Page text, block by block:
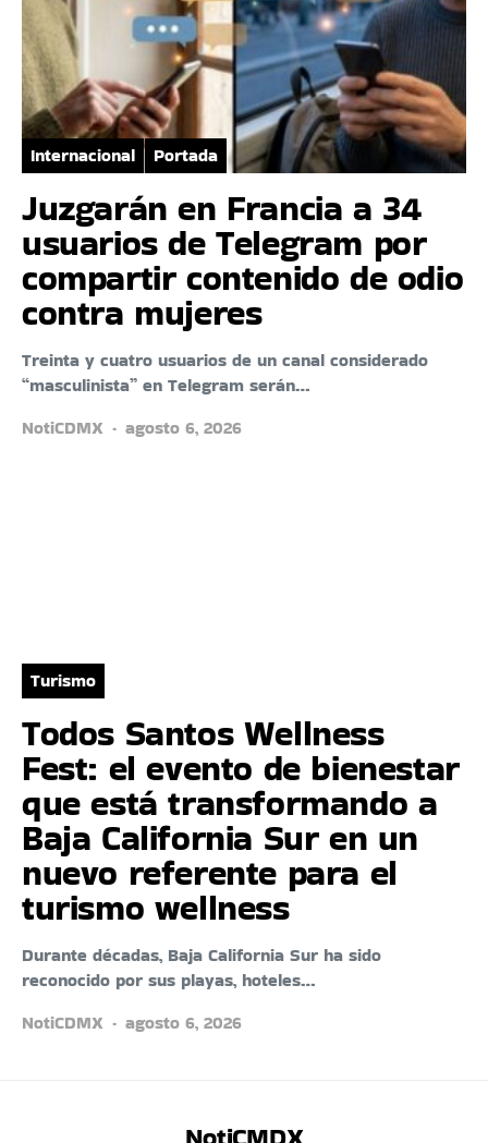
Internacional Portada
Juzgarán en Francia a 34
usuarios de Telegram por
compartir contenido de odio
contra mujeres
Treinta y cuatro usuarios de un canal considerado
“masculinista” en Telegram serán…
NotiCDMX
agosto 6, 2026
Turismo
Todos Santos Wellness
Fest: el evento de bienestar
que está transformando a
Baja California Sur en un
nuevo referente para el
turismo wellness
Durante décadas, Baja California Sur ha sido
reconocido por sus playas, hoteles…
NotiCDMX
agosto 6, 2026